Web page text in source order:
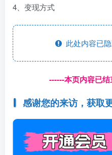
4、变现方式
此处内容已隐
------本页内容已
感谢您的来访，获取